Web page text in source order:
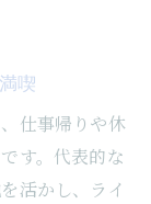
喫
仕事帰りや休
す。代表的な
活かし、ライ